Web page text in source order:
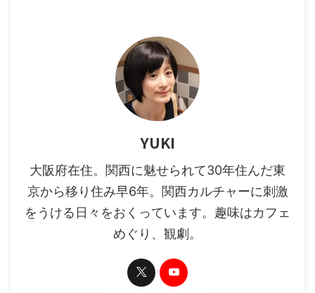
YUKI
大阪府在住。関西に魅せられて30年住んだ東
京から移り住み早6年。関西カルチャーに刺激
をうける日々をおくっています。趣味はカフェ
めぐり、観劇。